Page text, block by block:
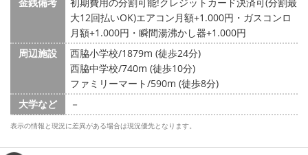
大12回払いOK)エアコン月額+1.000円・ガスコンロ
月額+1.000円・瞬間湯沸かし器+1.000円
周辺施設
西脇小学校/1879m (徒歩24分)
西脇中学校/740m (徒歩10分)
ファミリーマート/590m (徒歩8分)
大学など
－
表示の情報と現況に差異がある場合は現況優先となります。